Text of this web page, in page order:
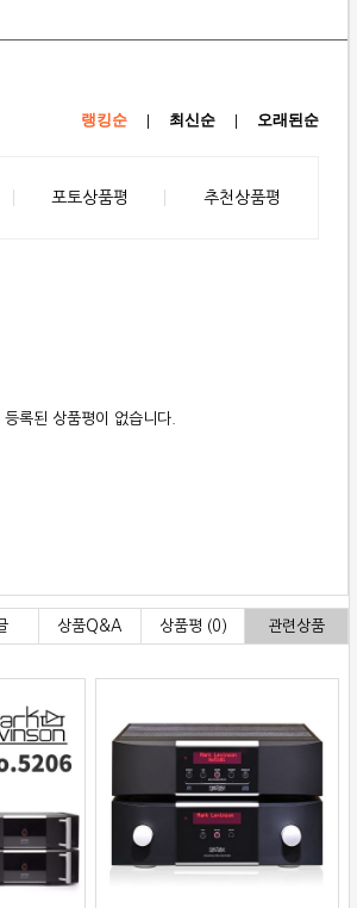
랭킹순 | 최신순 | 오래된순
포토상품평 추천상품평
등록된 상품평이 없습니다.
상품Q&A 상품평 (0) 관련상품